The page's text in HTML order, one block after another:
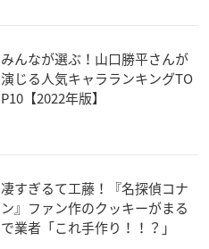
みんなが選ぶ！山口勝平さんが
演じる人気キャラランキングTO
P10【2022年版】
凄すぎるて工藤！『名探偵コナ
ン』ファン作のクッキーがまる
で業者「これ手作り！！？」